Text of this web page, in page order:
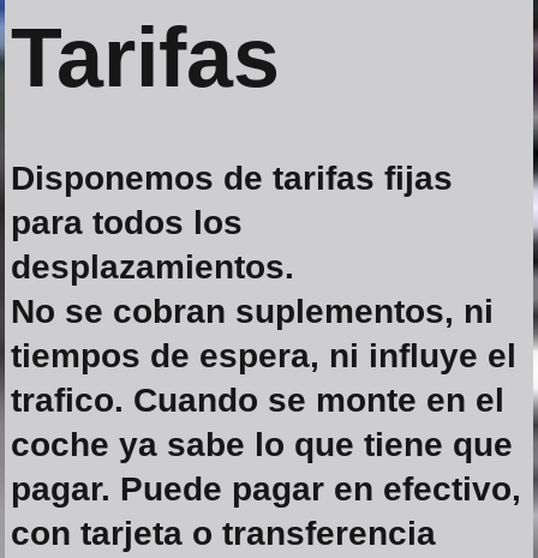
Tarifas
Disponemos de tarifas fijas
para todos los
desplazamientos.
No se cobran suplementos, ni
tiempos de espera, ni influye el
trafico. Cuando se monte en el
coche ya sabe lo que tiene que
pagar. Puede pagar en efectivo,
con tarjeta o transferencia